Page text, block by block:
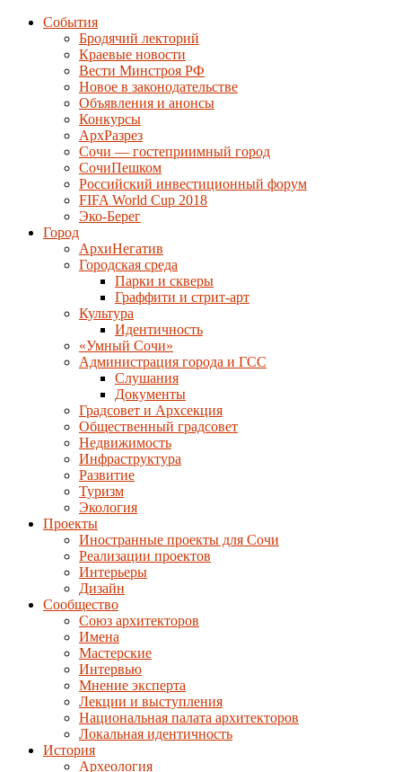
События
Бродячий лекторий
Краевые новости
Вести Минстроя РФ
Новое в законодательстве
Объявления и анонсы
Конкурсы
АрхРазрез
Сочи — гостеприимный город
СочиПешком
Российский инвестиционный форум
FIFA World Cup 2018
Эко-Берег
Город
АрхиНегатив
Городская среда
Парки и скверы
Граффити и стрит-арт
Культура
Идентичность
«Умный Сочи»
Администрация города и ГСС
Слушания
Документы
Градсовет и Архсекция
Общественный градсовет
Недвижимость
Инфраструктура
Развитие
Туризм
Экология
Проекты
Иностранные проекты для Сочи
Реализации проектов
Интерьеры
Дизайн
Сообщество
Союз архитекторов
Имена
Мастерские
Интервью
Мнение эксперта
Лекции и выступления
Национальная палата архитекторов
Локальная идентичность
История
Археология